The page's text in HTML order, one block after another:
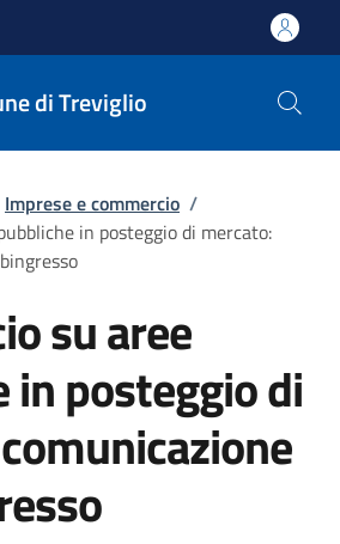
di Treviglio
Imprese e commercio /
in posteggio di mercato:
su aree
in posteggio di